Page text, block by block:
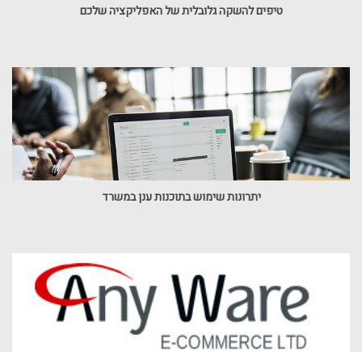
טיפים להשקה גלובלית של האפליקציה שלכם
יתרונות שימוש בתוכנות ענן במשרד